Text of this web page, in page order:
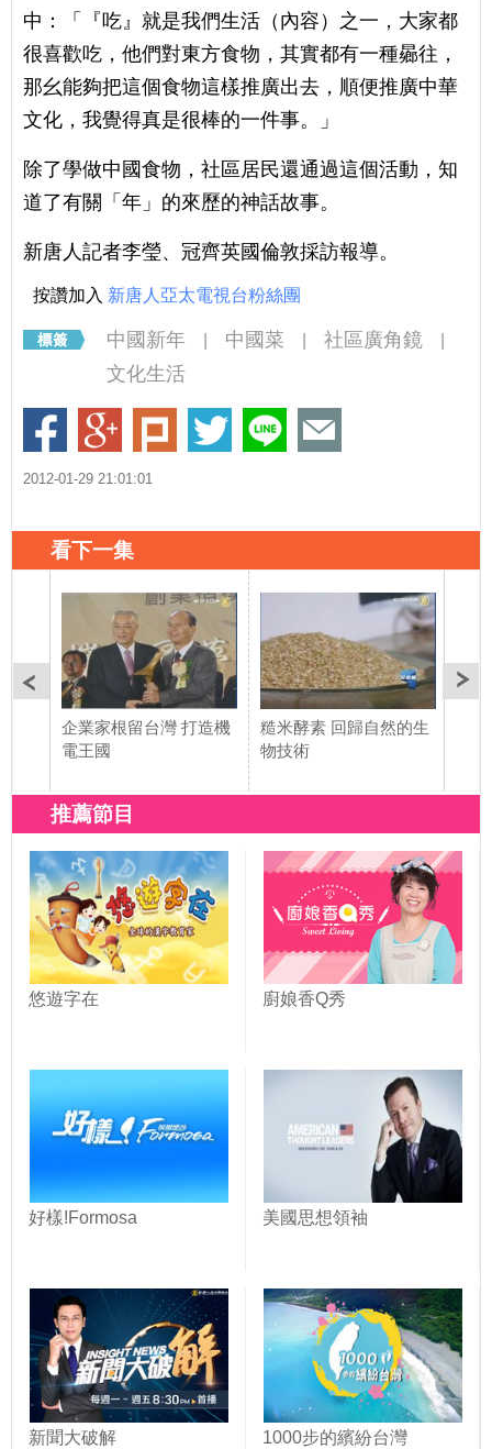
中：「『吃』就是我們生活（內容）之一，大家都
很喜歡吃，他們對東方食物，其實都有一種曏往，
那幺能夠把這個食物這樣推廣出去，順便推廣中華
文化，我覺得真是很棒的一件事。」
除了學做中國食物，社區居民還通過這個活動，知
道了有關「年」的來歷的神話故事。
新唐人記者李瑩、冠齊英國倫敦採訪報導。
按讚加入 新唐人亞太電視台粉絲團
中國新年 中國菜 社區廣角鏡
文化生活
2012-01-29 21:01:01
看下一集
企業家根留台灣 打造機
電王國
糙米酵素 回歸自然的生
物技術
推薦節目
悠遊字在 廚娘香Q秀
好樣!Formosa 美國思想領袖
新聞大破解 1000步的繽紛台灣